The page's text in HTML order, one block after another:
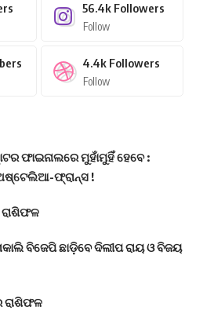
56.4k Followers
Follow
4.4k Followers
Follow
ଫାଇନାଲରେ ମୁହାଁମୁହିଁ ହେବେ :
ଫ୍ରାନ୍ସ !
ବିଜେପି ଛାଡ଼ିବେ ଦିଲୀପ ରାୟ ଓ ବିଜୟ